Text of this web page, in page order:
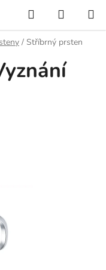
Hledat
KOŠÍK
/ Stříbrný prsten